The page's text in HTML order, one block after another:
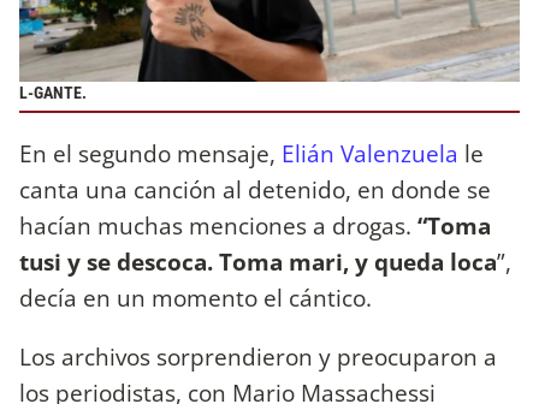
L-GANTE.
En el segundo mensaje, Elián Valenzuela le
canta una canción al detenido, en donde se
hacían muchas menciones a drogas. “Toma
tusi y se descoca. Toma mari, y queda loca”,
decía en un momento el cántico.
Los archivos sorprendieron y preocuparon a
los periodistas, con Mario Massachessi